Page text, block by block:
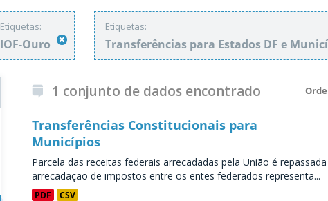
Etiquetas:
IOF-Ouro
Etiquetas:
Transferências para Estados DF e
1 conjunto de dados encontrado
Transferências Constitucionais para
Municípios
Parcela das receitas federais arrecadadas pela União é
arrecadação de impostos entre os entes federados representa...
PDF CSV